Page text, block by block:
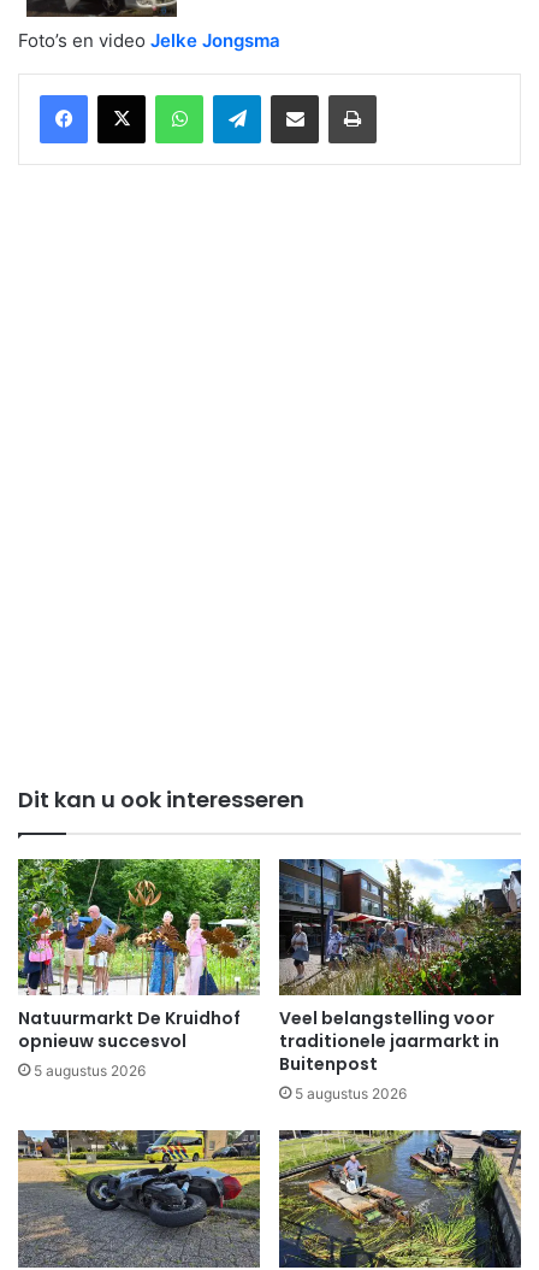
Foto’s en video Jelke Jongsma
WhatsAppTelegramDelen via Email Print
Dit kan u ook interesseren
Natuurmarkt De Kruidhof
opnieuw succesvol
5 augustus 2026
Veel belangstelling voor
traditionele jaarmarkt in
Buitenpost
5 augustus 2026